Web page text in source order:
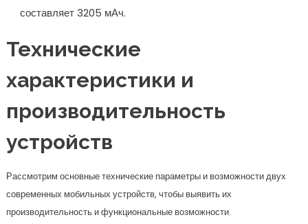
составляет 3205 мАч.
Технические
характеристики и
производительность
устройств
Рассмотрим основные технические параметры и возможности двух
современных мобильных устройств, чтобы выявить их
производительность и функциональные возможности.